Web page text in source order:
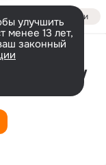
Войти
улучшить
менее 13 лет,
законный
ненавижу